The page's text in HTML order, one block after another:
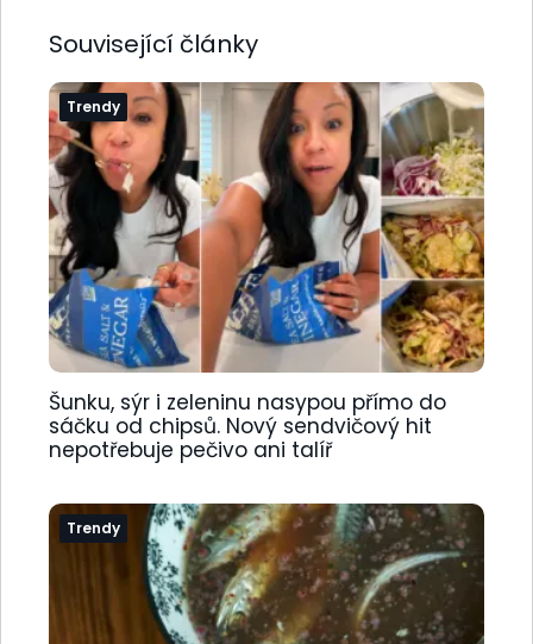
Související články
Trendy
Šunku, sýr i zeleninu nasypou přímo do
sáčku od chipsů. Nový sendvičový hit
nepotřebuje pečivo ani talíř
Trendy